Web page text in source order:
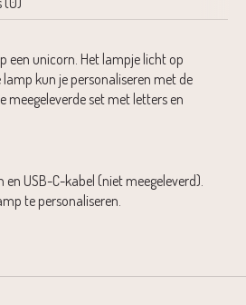
een unicorn. Het lampje licht op
kun je personaliseren met de
meegeleverde set met letters en
USB-C-kabel (niet meegeleverd).
te personaliseren.